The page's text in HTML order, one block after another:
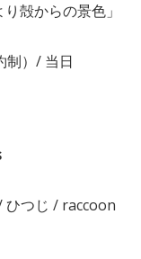
殻からの景色」
制）/ 当日
ひつじ / raccoon